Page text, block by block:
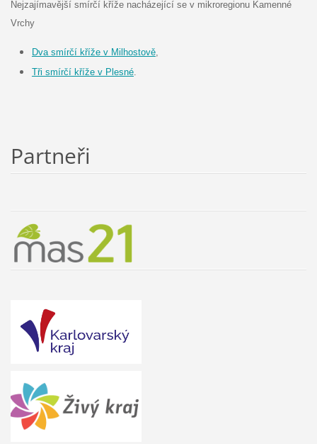
Nejzajímavější smírčí kříže nacházející se v mikroregionu Kamenné
Vrchy
Dva smírčí kříže v Milhostově,
Tři smírčí kříže v Plesné.
Partneři